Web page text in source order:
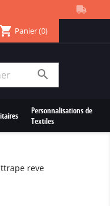
shopping_cart Panier(0)

Personnalisations de
Textiles
reve